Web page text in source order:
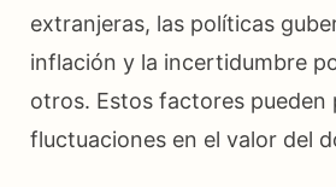
extranjeras, las políticas
inflación y la incertidumbre
otros. Estos factores pueden
fluctuaciones en el valor del